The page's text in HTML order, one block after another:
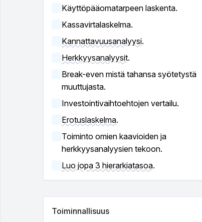
Käyttöpääomatarpeen laskenta.
Kassavirtalaskelma.
Kannattavuusanalyysi.
Herkkyysanalyysit.
Break-even mistä tahansa syötetystä
muuttujasta.
Investointivaihtoehtojen vertailu.
Erotuslaskelma.
Toiminto omien kaavioiden ja
herkkyysanalyysien tekoon.
Luo jopa 3 hierarkiatasoa.
Toiminnallisuus